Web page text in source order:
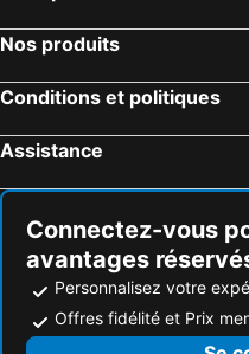
Nos produits
Conditions et politiques
Assistance
Connectez-vous
avantages
Personnalisez votre
Offres fidélité et Prix